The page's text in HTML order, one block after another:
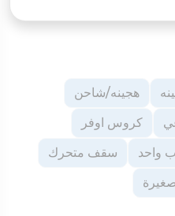
هجينه/شاحن
كروس اوفر
واحد
سقف متحرك